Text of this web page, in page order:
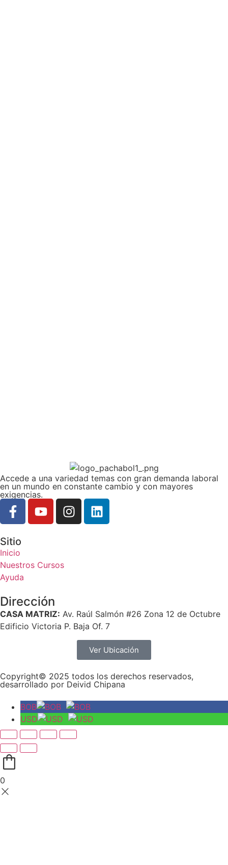
Accede a una variedad temas con gran demanda laboral
en un mundo en constante cambio y con mayores
exigencias.
Sitio
Inicio
Nuestros Cursos
Ayuda
Dirección
CASA MATRIZ: Av. Raúl Salmón #26 Zona 12 de Octubre
Edificio Victoria P. Baja Of. 7
Ver Ubicación
Copyright© 2025 todos los derechos reservados,
desarrollado por Deivid Chipana
BOB
USD
0